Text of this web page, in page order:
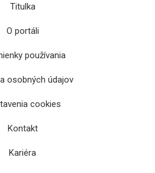
Art Filmu sa stala dráma
Titulka
O portáli
používania
osobných údajov
cookies
Kontakt
Kariéra